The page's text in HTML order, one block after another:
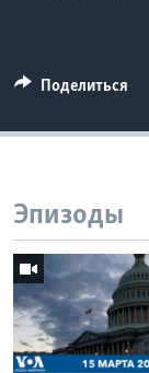
Поделиться
Эпизоды